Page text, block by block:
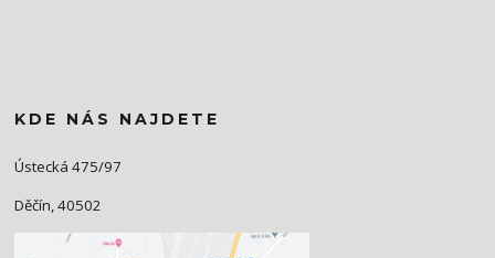
KDE NÁS NAJDETE
Ústecká 475/97
Děčín, 40502